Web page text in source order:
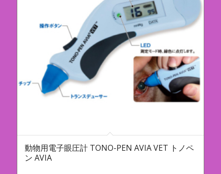
動物用電子眼圧計 TONO-PEN AVIA VET トノペ
ン AVIA